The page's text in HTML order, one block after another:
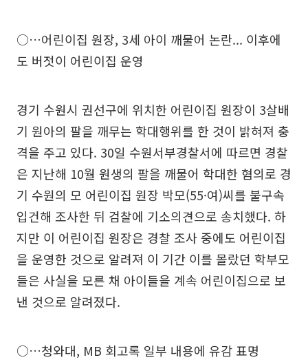
○…어린이집 원장, 3세 아이 깨물어 논란... 이후에
도 버젓이 어린이집 운영
경기 수원시 권선구에 위치한 어린이집 원장이 3살배
기 원아의 팔을 깨무는 학대행위를 한 것이 밝혀져 충
격을 주고 있다. 30일 수원서부경찰서에 따르면 경찰
은 지난해 10월 원생의 팔을 깨물어 학대한 혐의로 경
기 수원의 모 어린이집 원장 박모(55·여)씨를 불구속
입건해 조사한 뒤 검찰에 기소의견으로 송치했다. 하
지만 이 어린이집 원장은 경찰 조사 중에도 어린이집
을 운영한 것으로 알려져 이 기간 이를 몰랐던 학부모
들은 사실을 모른 채 아이들을 계속 어린이집으로 보
낸 것으로 알려졌다.
○…청와대, MB 회고록 일부 내용에 유감 표명